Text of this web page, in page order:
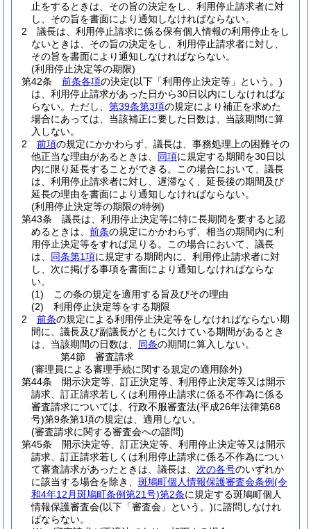
止をするときは、その旨の決定をし、利用停止請求者に対
し、その旨を書面により通知しなければならない。
2
議長は、利用停止請求に係る保有個人情報の利用停止をし
ないときは、その旨の決定をし、利用停止請求者に対し、
その旨を書面により通知しなければならない。
(利用停止決定等の期限)
第42条
前条各項の決定(以下「利用停止決定等」という。)
は、利用停止請求があった日から30日以内にしなければな
らない。 ただし、 第39条第3項の規定により補正を求めた
場合にあっては、当該補正に要した日数は、当該期間に算
入しない。
2
前項の規定にかかわらず、議長は、事務処理上の困難その
他正当な理由があるときは、 同項に規定する期間を30日以
内に限り延長することができる。
この場合において、議長
は、利用停止請求者に対し、遅滞なく、延長後の期間及び
延長の理由を書面により通知しなければならない。
(利用停止決定等の期限の特例)
第43条
議長は、利用停止決定等に特に長期間を要すると認
めるときは、 前条の規定にかかわらず、相当の期間内に利
用停止決定等をすれば足りる。
この場合において、議長
は、 同条第1項に規定する期間内に、利用停止請求者に対
し、次に掲げる事項を書面により通知しなければならな
い。
(1)
この条の規定を適用する旨及びその理由
(2)
利用停止決定等をする期限
2
前条の規定による利用停止決定等をしなければならない期
間に、議長及び副議長がともに欠けている期間があるとき
は、当該期間の日数は、 同条の期間に算入しない。
第4節
審査請求
(審理員による審理手続に関する規定の適用除外)
第44条
開示決定等、訂正決定等、利用停止決定等又は開示
請求、訂正請求若しくは利用停止請求に係る不作為に係る
審査請求については、行政不服審査法(平成26年法律第68
号)第9条第1項の規定は、適用しない。
(審査請求に関する審査会への諮問)
第45条
開示決定等、訂正決定等、利用停止決定等又は開示
請求、訂正請求若しくは利用停止請求に係る不作為につい
て審査請求があったときは、議長は、 次の各号のいずれか
に該当する場合を除き、 斑鳩町個人情報保護審査会条例(令
和4年12月斑鳩町条例第21号)第2条に規定する斑鳩町個人
情報保護審査会(以下「審査会」という。)に諮問しなけれ
ばならない。